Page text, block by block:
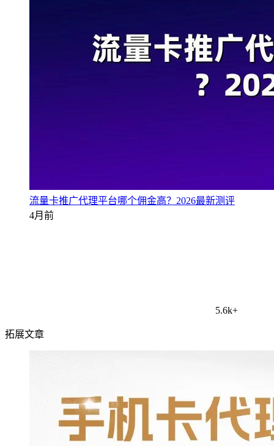
流量卡推广代理平台哪个佣金高？2026最新测评
4月前
5.6k+
拓展文章